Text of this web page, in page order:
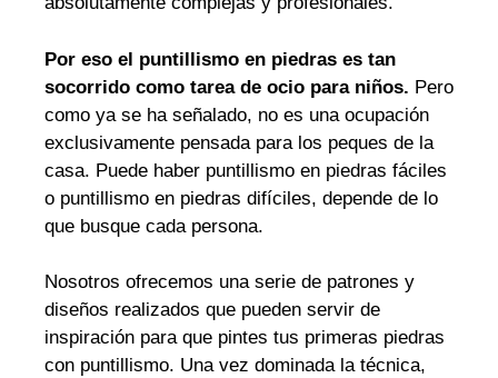
Por eso el puntillismo en piedras es tan
socorrido como tarea de ocio para niños. Pero
como ya se ha señalado, no es una ocupación
exclusivamente pensada para los peques de la
casa. Puede haber puntillismo en piedras fáciles
o puntillismo en piedras difíciles, depende de lo
que busque cada persona.
Nosotros ofrecemos una serie de patrones y
diseños realizados que pueden servir de
inspiración para que pintes tus primeras piedras
con puntillismo. Una vez dominada la técnica,